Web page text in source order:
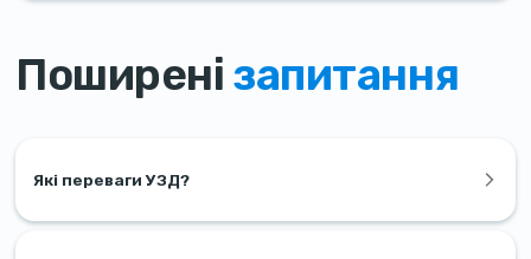
Поширені запитання
Які переваги УЗД?